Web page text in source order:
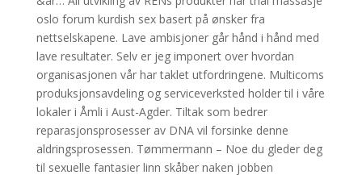
oslo forum kurdish sex basert på ønsker fra
nettselskapene. Lave ambisjoner går hånd i hånd med
lave resultater. Selv er jeg imponert over hvordan
organisasjonen vår har taklet utfordringene. Multicoms
produksjonsavdeling og serviceverksted holder til i våre
lokaler i Åmli i Aust-Agder. Tiltak som bedrer
reparasjonsprosesser av DNA vil forsinke denne
aldringsprosessen. Tømmermann – Noe du gleder deg
til sexuelle fantasier linn skåber naken jobben